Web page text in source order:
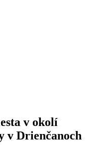
v okolí
v Drienčanoch